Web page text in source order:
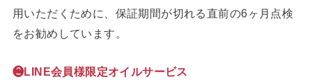
用いただくために、保証期間が切れる直前の6ヶ月点検
をお勧めしています。
❷LINE会員様限定オイルサービス